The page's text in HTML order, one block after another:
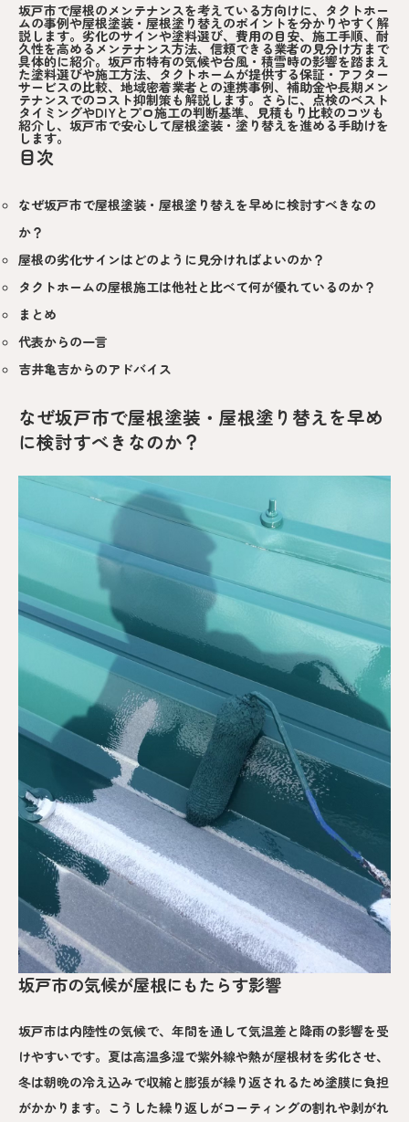
坂戸市で屋根のメンテナンスを考えている方向けに、タクトホー
ムの事例や屋根塗装・屋根塗り替えのポイントを分かりやすく解
説します。劣化のサインや塗料選び、費用の目安、施工手順、耐
久性を高めるメンテナンス方法、信頼できる業者の見分け方まで
具体的に紹介。坂戸市特有の気候や台風・積雪時の影響を踏まえ
た塗料選びや施工方法、タクトホームが提供する保証・アフター
サービスの比較、地域密着業者との連携事例、補助金や長期メン
テナンスでのコスト抑制策も解説します。さらに、点検のベスト
タイミングやDIYとプロ施工の判断基準、見積もり比較のコツも
紹介し、坂戸市で安心して屋根塗装・塗り替えを進める手助けを
します。
目次
なぜ坂戸市で屋根塗装・屋根塗り替えを早めに検討すべきなの
か？
屋根の劣化サインはどのように見分ければよいのか？
タクトホームの屋根施工は他社と比べて何が優れているのか？
まとめ
代表からの一言
吉井亀吉からのアドバイス
なぜ坂戸市で屋根塗装・屋根塗り替えを早め
に検討すべきなのか？
坂戸市の気候が屋根にもたらす影響
坂戸市は内陸性の気候で、年間を通して気温差と降雨の影響を受
けやすいです。夏は高温多湿で紫外線や熱が屋根材を劣化させ、
冬は朝晩の冷え込みで収縮と膨張が繰り返されるため塗膜に負担
がかかります。こうした繰り返しがコーティングの割れや剥がれ